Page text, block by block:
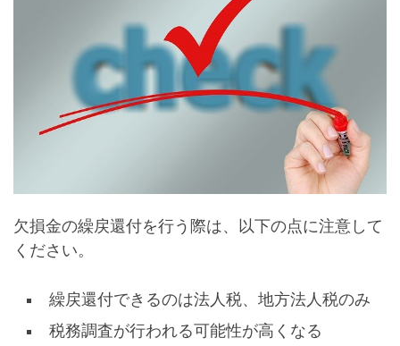
欠損金の繰戻還付を行う際は、以下の点に注意して
ください。
繰戻還付できるのは法人税、地方法人税のみ
税務調査が行われる可能性が高くなる